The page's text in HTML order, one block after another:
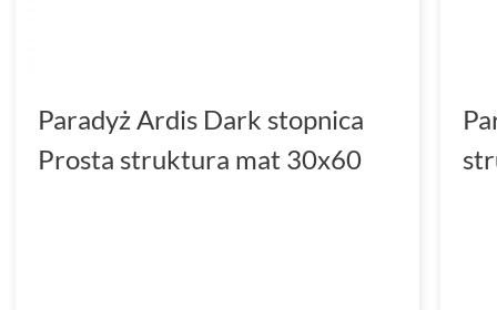
Paradyż Ardis Dark stopnica
Prosta struktura mat 30x60